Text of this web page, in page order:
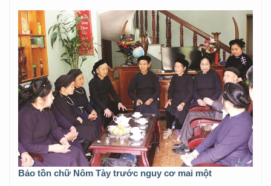
Bảo tồn chữ Nôm Tày trước nguy cơ mai một